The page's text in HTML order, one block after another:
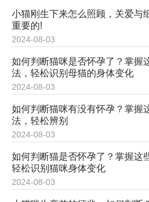
小猫刚生下来怎么照顾，关爱与
重要的!
2024-08-03
如何判断猫咪是否怀孕了？掌握
法，轻松识别母猫的身体变化
2024-08-03
如何判断猫咪有没有怀孕？掌握
法，轻松辨别
2024-08-03
如何判断猫是否怀孕了？掌握这
轻松识别猫咪身体变化
2024-08-03